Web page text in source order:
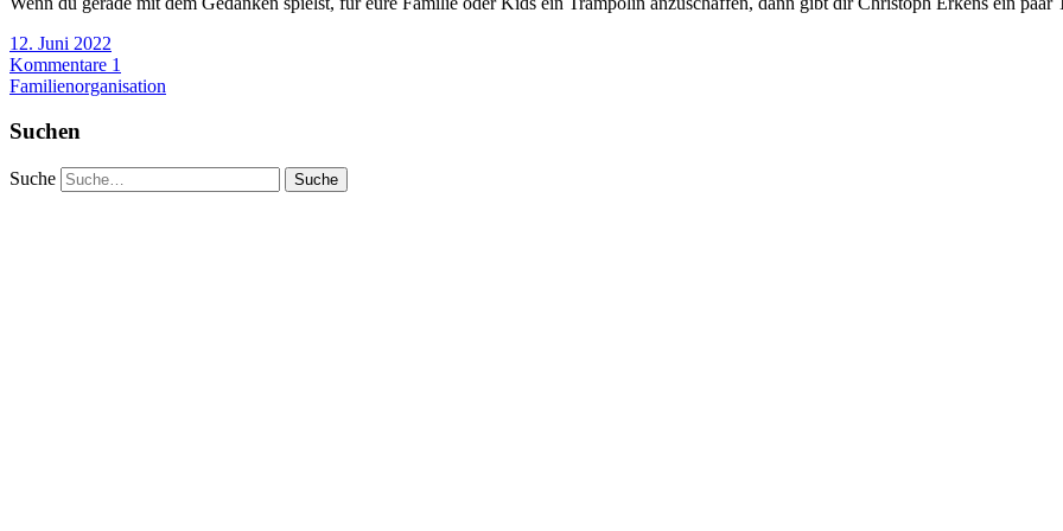
12. Juni 2022
Kommentare 1
Familienorganisation
Suchen
Suche